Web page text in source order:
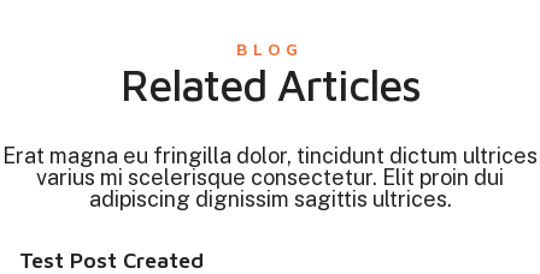
BLOG
Related Articles
Erat magna eu fringilla dolor, tincidunt dictum ultrices
varius mi scelerisque consectetur. Elit proin dui
adipiscing dignissim sagittis ultrices.
Test Post Created